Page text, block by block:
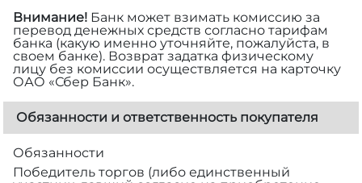
Внимание! Банк может взимать комиссию за
перевод денежных средств согласно тарифам
банка (какую именно уточняйте, пожалуйста, в
своем банке). Возврат задатка физическому
лицу без комиссии осуществляется на карточку
ОАО «Сбер Банк».
Обязанности и ответственность покупателя
Обязанности
Победитель торгов (либо единственный